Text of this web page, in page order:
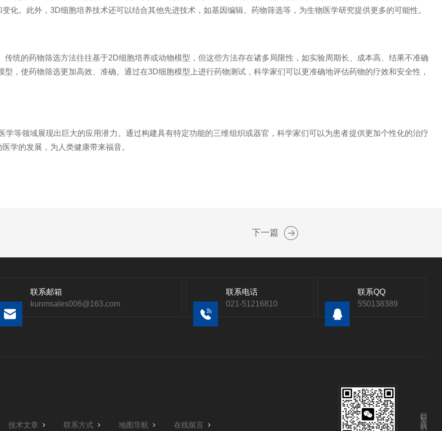
化。此外，3D细胞培养技术还可以结合其他先进技术，如基因编辑、药物筛选等，为生物医学研究提供更多的可能性。
的药物筛选方法往往基于2D细胞培养或动物模型，但这些方法存在诸多局限性，如实验周期长、成本高、结果不准确
，使药物筛选更加高效、准确。通过在3D细胞模型上进行药物测试，科学家们可以更准确地评估药物的疗效和安全性，
领域展现出巨大的应用潜力。通过构建具有特定功能的三维组织或器官，科学家们可以为患者提供更加个性化的治疗
学的发展，为人类健康带来福音。
下一篇
联系邮箱
kunmsales006@163.com
联系电话
021-51216810
联系QQ
550138389
技术文章 联系方式 地图导航 在线留言
扫码关注我们